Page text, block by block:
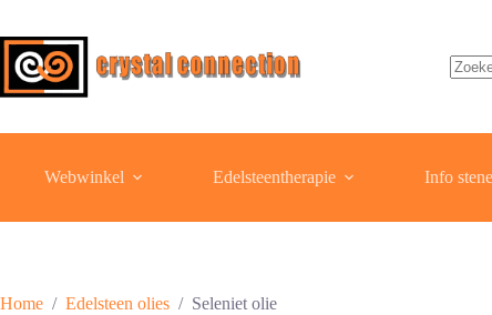
de
inhoud
Webwinkel Edelsteentherapie Info
Home / Edelsteen olies / Seleniet olie